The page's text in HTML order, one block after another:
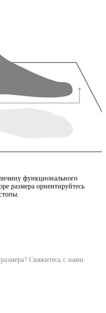
функционального
размера ориентируйтесь
Свяжитесь с нами